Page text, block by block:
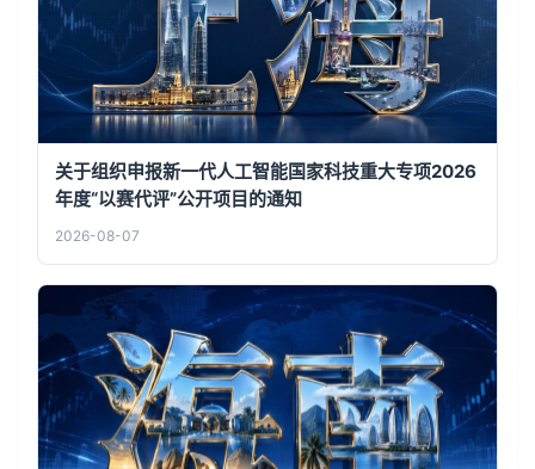
关于组织申报新一代人工智能国家科技重大专项2026
年度“以赛代评”公开项目的通知
2026-08-07